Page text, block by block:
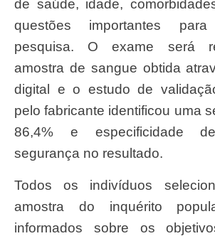
de saúde, idade,
questões importantes
pesquisa. O exame será
amostra de sangue obtida
digital e o estudo de
pelo fabricante identificou uma
86,4% e especificidade
segurança no resultado.
Todos os indivíduos selecionados para a
amostra do inquérito
informados sobre os